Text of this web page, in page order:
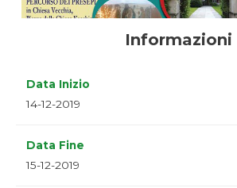
Informazioni
Data Inizio
14-12-2019
Data Fine
15-12-2019